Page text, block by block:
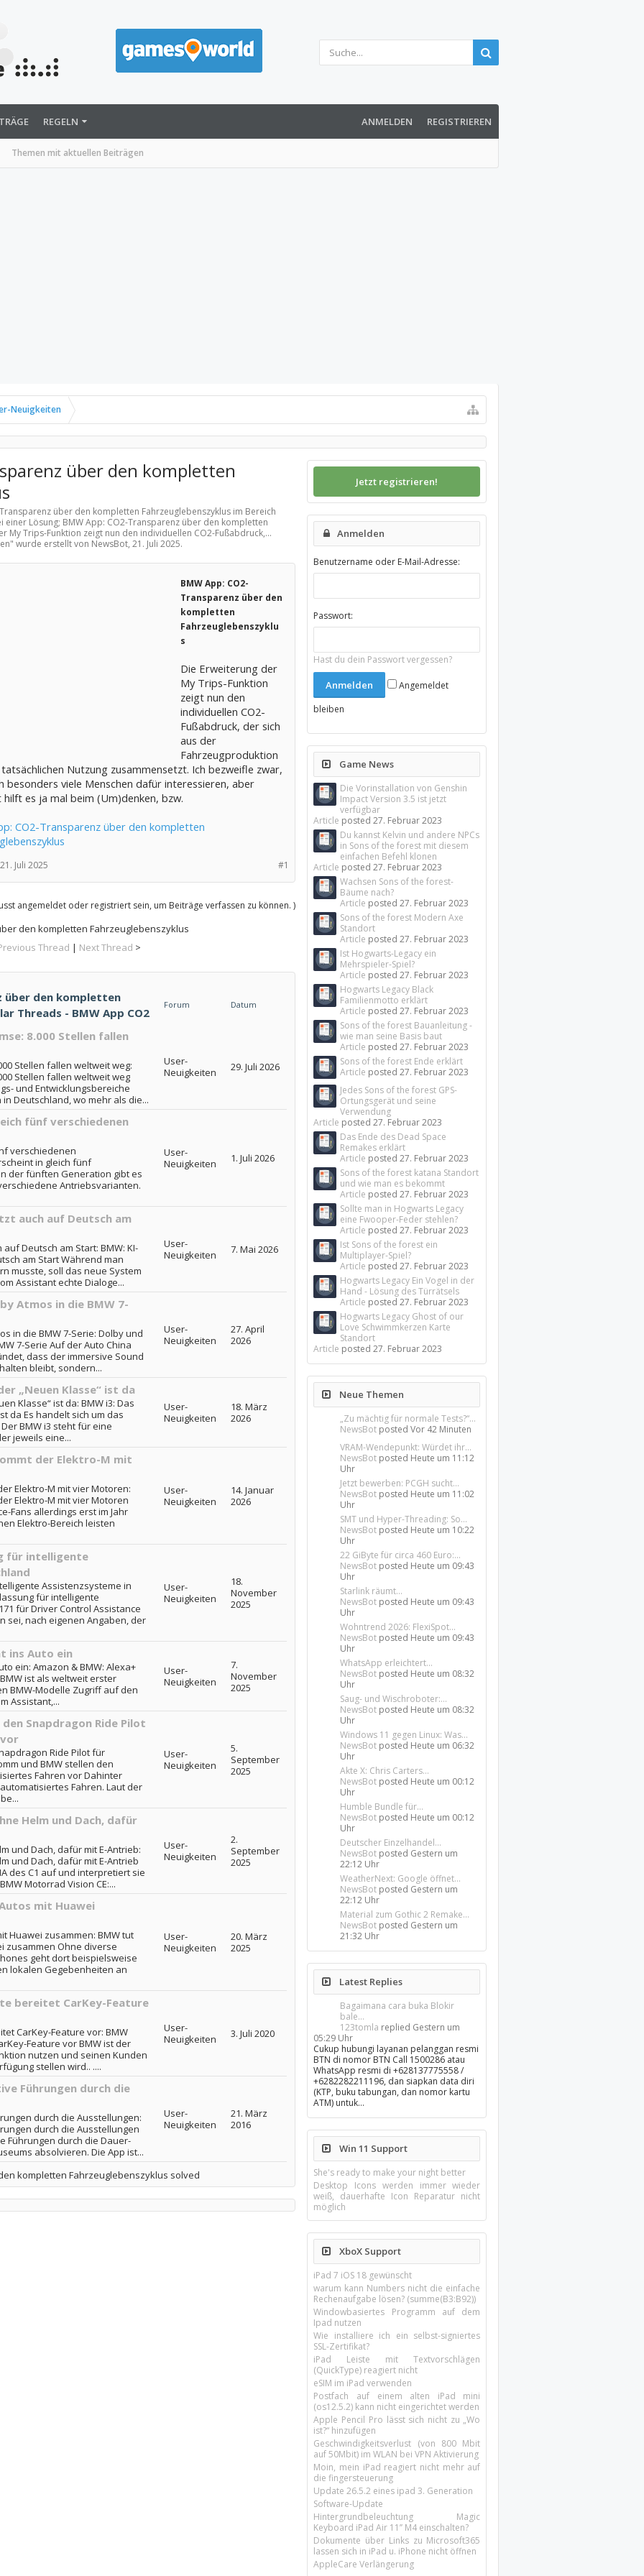
Themen mit aktuellen Beiträgen
REGELN ANMELDEN REGISTRIEREN
Neuigkeiten
über den kompletten
über den kompletten Fahrzeuglebenszyklus im Bereich
einer Lösung; BMW App: CO2-Transparenz über den kompletten
My Trips-Funktion zeigt nun den individuellen CO2-Fußabdruck,...
" wurde erstellt von NewsBot, 21. Juli 2025.
BMW App: CO2-
Transparenz über den
kompletten
Fahrzeuglebenszyklu
s
Die Erweiterung der
My Trips-Funktion
zeigt nun den
individuellen CO2-
Fußabdruck, der sich
aus der
Fahrzeugproduktion
Nutzung zusammensetzt. Ich bezweifle zwar,
besonders viele Menschen dafür interessieren, aber
hilft es ja mal beim (Um)denken, bzw.
CO2-Transparenz über den kompletten
#1
21. Juli 2025
angemeldet oder registriert sein, um Beiträge verfassen zu können. )
den kompletten Fahrzeuglebenszyklus
Thread | Next Thread >
über den kompletten
Threads - BMW App CO2
Forum Datum
8.000 Stellen fallen
Stellen fallen weltweit weg:
Stellen fallen weltweit weg
und Entwicklungsbereiche
Deutschland, wo mehr als die...
User-
Neuigkeiten
29. Juli 2026
fünf verschiedenen
verschiedenen
in gleich fünf
der fünften Generation gibt es
Antriebsvarianten.
User-
Neuigkeiten
1. Juli 2026
auch auf Deutsch am
Deutsch am Start: BMW: KI-
am Start Während man
musste, soll das neue System
Assistant echte Dialoge...
User-
Neuigkeiten
7. Mai 2026
Atmos in die BMW 7-
in die BMW 7-Serie: Dolby und
7-Serie Auf der Auto China
dass der immersive Sound
bleibt, sondern...
User-
Neuigkeiten
27. April
2026
„Neuen Klasse“ ist da
Klasse“ ist da: BMW i3: Das
da Es handelt sich um das
BMW i3 steht für eine
jeweils eine...
User-
Neuigkeiten
18. März
2026
der Elektro-M mit
Elektro-M mit vier Motoren:
Elektro-M mit vier Motoren
Fans allerdings erst im Jahr
Elektro-Bereich leisten
User-
Neuigkeiten
14. Januar
2026
für intelligente
Assistenzsysteme in
für intelligente
für Driver Control Assistance
sei, nach eigenen Angaben, der
User-
Neuigkeiten
18.
November
2025
ins Auto ein
ein: Amazon & BMW: Alexa+
ist als weltweit erster
BMW-Modelle Zugriff auf den
Assistant,...
User-
Neuigkeiten
7.
November
2025
Snapdragon Ride Pilot
Ride Pilot für
und BMW stellen den
Fahren vor Dahinter
Fahren. Laut der
User-
Neuigkeiten
5.
September
2025
Helm und Dach, dafür
und Dach, dafür mit E-Antrieb:
und Dach, dafür mit E-Antrieb
des C1 auf und interpretiert sie
Motorrad Vision CE:...
User-
Neuigkeiten
2.
September
2025
mit Huawei
Huawei zusammen: BMW tut
zusammen Ohne diverse
geht dort beispielsweise
lokalen Gegebenheiten an
User-
Neuigkeiten
20. März
2025
bereitet CarKey-Feature
CarKey-Feature vor: BMW
Feature vor BMW ist der
nutzen und seinen Kunden
stellen wird.. ....
User-
Neuigkeiten
3. Juli 2020
Führungen durch die
durch die Ausstellungen:
durch die Ausstellungen
Führungen durch die Dauer-
absolvieren. Die App ist...
User-
Neuigkeiten
21. März
2016
kompletten Fahrzeuglebenszyklus solved
Jetzt registrieren!
Anmelden
Benutzername oder E-Mail-Adresse:
Passwort:
Hast du dein Passwort vergessen?
Angemeldet
bleiben
Game News
Die Vorinstallation von Genshin
Impact Version 3.5 ist jetzt
verfügbar
Article posted27. Februar 2023
Du kannst Kelvin und andere NPCs
in Sons of the forest mit diesem
einfachen Befehl klonen
Article posted27. Februar 2023
Wachsen Sons of the forest-
Bäume nach?
Article posted27. Februar 2023
Sons of the forest Modern Axe
Standort
Article posted27. Februar 2023
Ist Hogwarts-Legacy ein
Mehrspieler-Spiel?
Article posted27. Februar 2023
Hogwarts Legacy Black
Familienmotto erklärt
Article posted27. Februar 2023
Sons of the forest Bauanleitung -
wie man seine Basis baut
Article posted27. Februar 2023
Sons of the forest Ende erklärt
Article posted27. Februar 2023
Jedes Sons of the forest GPS-
Ortungsgerät und seine
Verwendung
Article posted27. Februar 2023
Das Ende des Dead Space
Remakes erklärt
Article posted27. Februar 2023
Sons of the forest katana Standort
und wie man es bekommt
Article posted27. Februar 2023
Sollte man in Hogwarts Legacy
eine Fwooper-Feder stehlen?
Article posted27. Februar 2023
Ist Sons of the forest ein
Multiplayer-Spiel?
Article posted27. Februar 2023
Hogwarts Legacy Ein Vogel in der
Hand - Lösung des Türrätsels
Article posted27. Februar 2023
Hogwarts Legacy Ghost of our
Love Schwimmkerzen Karte
Standort
Article posted27. Februar 2023
Neue Themen
„Zu mächtig für normale Tests?“...
NewsBot postedVor 42 Minuten
VRAM-Wendepunkt: Würdet ihr...
NewsBot posted Heute um 11:12
Uhr
Jetzt bewerben: PCGH sucht...
NewsBot posted Heute um 11:02
Uhr
SMT und Hyper-Threading: So...
NewsBot posted Heute um 10:22
Uhr
22 GiByte für circa 460 Euro:...
NewsBot posted Heute um 09:43
Uhr
Starlink räumt...
NewsBot posted Heute um 09:43
Uhr
Wohntrend 2026: FlexiSpot...
NewsBot posted Heute um 09:43
Uhr
WhatsApp erleichtert...
NewsBot posted Heute um 08:32
Uhr
Saug- und Wischroboter:...
NewsBot posted Heute um 08:32
Uhr
Windows 11 gegen Linux: Was...
NewsBot posted Heute um 06:32
Uhr
Akte X: Chris Carters...
NewsBot posted Heute um 00:12
Uhr
Humble Bundle für...
NewsBot posted Heute um 00:12
Uhr
Deutscher Einzelhandel...
NewsBot posted Gestern um
22:12 Uhr
WeatherNext: Google öffnet...
NewsBot posted Gestern um
22:12 Uhr
Material zum Gothic 2 Remake...
NewsBot posted Gestern um
21:32 Uhr
Latest Replies
Bagaimana cara buka Blokir
bale...
123tomla replied Gestern um
05:29 Uhr
Cukup hubungi layanan pelanggan resmi
BTN di nomor BTN Call 1500286 atau
WhatsApp resmi di +628137775558 /
+6282282211196, dan siapkan data diri
(KTP, buku tabungan, dan nomor kartu
ATM) untuk…
Win 11 Support
She's ready to make your night better
Desktop Icons werden immer wieder
weiß, dauerhafte Icon Reparatur nicht
möglich
XboX Support
iPad 7 iOS 18 gewünscht
warum kann Numbers nicht die einfache
Rechenaufgabe lösen? (summe(B3:B92))
Windowbasiertes Programm auf dem
Ipad nutzen
Wie installiere ich ein selbst-signiertes
SSL-Zertifikat?
iPad Leiste mit Textvorschlägen
(QuickType) reagiert nicht
eSIM im iPad verwenden
Postfach auf einem alten iPad mini
(os12.5.2) kann nicht eingerichtet werden
Apple Pencil Pro lässt sich nicht zu „Wo
ist?“ hinzufügen
Geschwindigkeitsverlust (von 800 Mbit
auf 50Mbit) im WLAN bei VPN Aktivierung
Moin, mein iPad reagiert nicht mehr auf
die fingersteuerung
Update 26.5.2 eines ipad 3. Generation
Software-Update
Hintergrundbeleuchtung Magic
Keyboard iPad Air 11’’ M4 einschalten?
Dokumente über Links zu Microsoft365
lassen sich in iPad u. iPhone nicht öffnen
AppleCare Verlängerung